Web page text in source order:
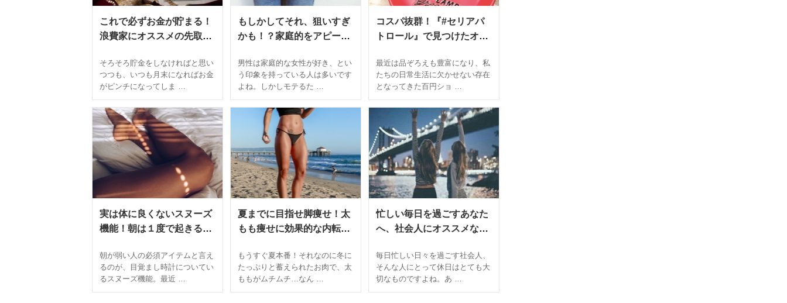
これで必ずお金が貯まる！
浪費家にオススメの先取り
そろそろ貯金をしなければと思い
つつも、いつも月末になればお金
がピンチになってしま …
もしかしてそれ、狙いすぎ
かも！？家庭的をアピール
の特徴
男性は家庭的な女性が好き、とい
う印象を持っている人は多いです
よね。しかしモテるた …
コスパ抜群！『#セリアパ
トロール』で見つけたオス
最近は品ぞろえも豊富になり、私
たちの日常生活に欠かせない存在
となってきた百円ショ …
実は体に良くないスヌーズ
機能！朝は１度で起きる習
朝が弱い人の必須アイテムと言え
るのが、目覚まし時計についてい
るスヌーズ機能。最近 …
夏までに目指せ脚痩せ！太
もも痩せに効果的な内転筋
もうすぐ夏本番！それなのに冬に
たっぷりと蓄えられたお肉で、太
ももがムチムチ…なん …
忙しい毎日を過ごすあなた
へ、社会人にオススメな休
毎日忙しい日々を過ごす社会人、
そんな人にとって休日はとても大
切なものですよね。あ …